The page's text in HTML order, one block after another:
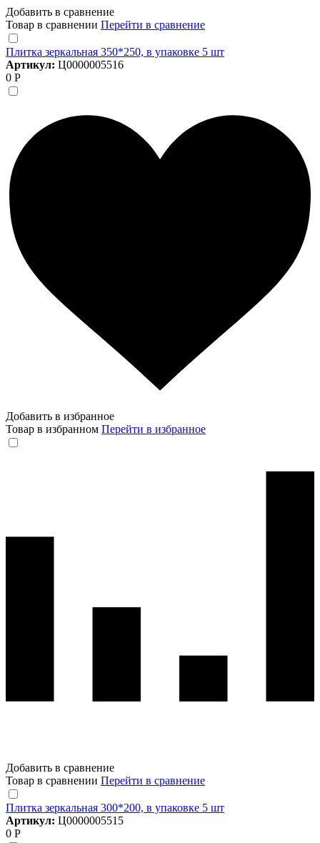
Добавить в сравнение
Товар в сравнении Перейти в сравнение
Плитка зеркальная 350*250, в упаковке 5 шт
Артикул: Ц0000005516
0 Р
Добавить в избранное
Товар в избранном Перейти в избранное
Добавить в сравнение
Товар в сравнении Перейти в сравнение
Плитка зеркальная 300*200, в упаковке 5 шт
Артикул: Ц0000005515
0 Р